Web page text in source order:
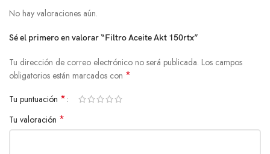
No hay valoraciones aún.
Sé el primero en valorar “Filtro Aceite Akt 150rtx”
Tu dirección de correo electrónico no será publicada. Los campos
obligatorios están marcados con *
Tu puntuación *
Tu valoración *